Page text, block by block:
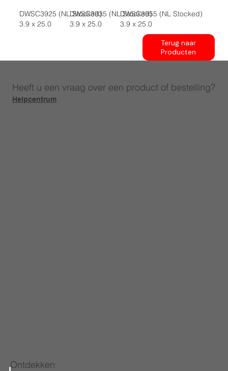
DWSC3925 (NL Stocked)
3.9 x 25.0
DWSC3935 (NL Stocked)
3.9 x 25.0
DWSC3955 (NL Stocked)
3.9 x 25.0
Terug naar
Producten
Heeft u een vraag over een product of bestelling?
Helpcentrum
Ontdekken